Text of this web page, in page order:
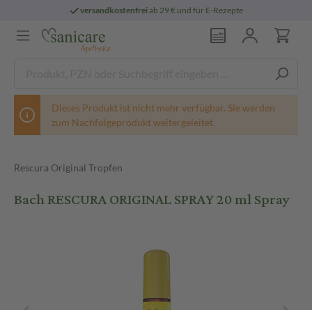
versandkostenfreiab 29 € und für E-Rezepte
Dieses Produkt ist nicht mehr verfügbar. Sie werden
zum Nachfolgeprodukt weitergeleitet.
Rescura Original Tropfen
Bach RESCURA ORIGINAL SPRAY 20 ml Spray